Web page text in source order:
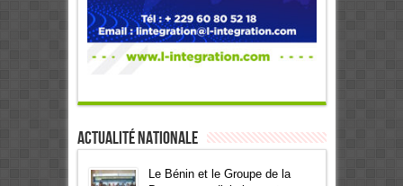
Actualité Nationale
Le Bénin et le Groupe de la